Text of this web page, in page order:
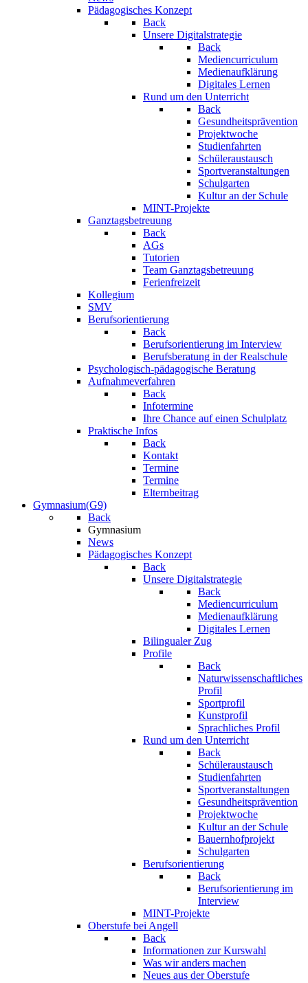
Pädagogisches Konzept
Back
Unsere Digitalstrategie
Back
Mediencurriculum
Medienaufklärung
Digitales Lernen
Rund um den Unterricht
Back
Gesundheitsprävention
Projektwoche
Studienfahrten
Schüleraustausch
Sportveranstaltungen
Schulgarten
Kultur an der Schule
MINT-Projekte
Ganztagsbetreuung
Back
AGs
Tutorien
Team Ganztagsbetreuung
Ferienfreizeit
Kollegium
SMV
Berufsorientierung
Back
Berufsorientierung im Interview
Berufsberatung in der Realschule
Psychologisch-pädagogische Beratung
Aufnahmeverfahren
Back
Infotermine
Ihre Chance auf einen Schulplatz
Praktische Infos
Back
Kontakt
Termine
Termine
Elternbeitrag
Gymnasium(G9)
Back
Gymnasium
News
Pädagogisches Konzept
Back
Unsere Digitalstrategie
Back
Mediencurriculum
Medienaufklärung
Digitales Lernen
Bilingualer Zug
Profile
Back
Naturwissenschaftliches
Profil
Sportprofil
Kunstprofil
Sprachliches Profil
Rund um den Unterricht
Back
Schüleraustausch
Studienfahrten
Sportveranstaltungen
Gesundheitsprävention
Projektwoche
Kultur an der Schule
Bauernhofprojekt
Schulgarten
Berufsorientierung
Back
Berufsorientierung im
Interview
MINT-Projekte
Oberstufe bei Angell
Back
Informationen zur Kurswahl
Was wir anders machen
Neues aus der Oberstufe